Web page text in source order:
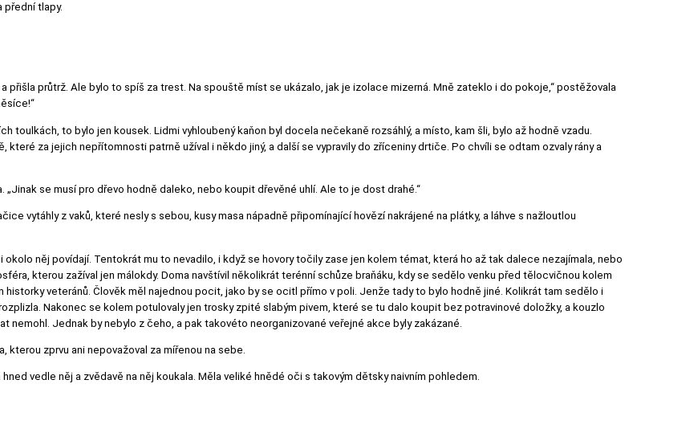
přední tlapy.
přišla průtrž. Ale bylo to spíš za trest. Na spouště míst se ukázalo, jak je izolace mizerná. Mně zateklo i do pokoje,“ postěžovala
toulkách, to bylo jen kousek. Lidmi vyhloubený kaňon byl docela nečekaně rozsáhlý, a místo, kam šli, bylo až hodně vzadu.
za jejich nepřítomnosti patrně užíval i někdo jiný, a další se vypravily do zříceniny drtiče. Po chvíli se odtam ozvaly rány a
„Jinak se musí pro dřevo hodně daleko, nebo koupit dřevěné uhlí. Ale to je dost drahé.“
vytáhly z vaků, které nesly s sebou, kusy masa nápadně připomínající hovězí nakrájené na plátky, a láhve s nažloutlou
něj povídají. Tentokrát mu to nevadilo, i když se hovory točily zase jen kolem témat, která ho až tak dalece nezajímala, nebo
kterou zažíval jen málokdy. Doma navštívil několikrát terénní schůze braňáku, kdy se sedělo venku před tělocvičnou kolem
veteránů. Člověk měl najednou pocit, jako by se ocitl přímo v poli. Jenže tady to bylo hodně jiné. Kolikrát tam sedělo i
Nakonec se kolem potulovaly jen trosky zpité slabým pivem, které se tu dalo koupit bez potravinové doložky, a kouzlo
nemohl. Jednak by nebylo z čeho, a pak takovéto neorganizované veřejné akce byly zakázané.
kterou zprvu ani nepovažoval za mířenou na sebe.
vedle něj a zvědavě na něj koukala. Měla veliké hnědé oči s takovým dětsky naivním pohledem.